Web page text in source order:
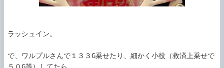
ラッシュイン。
で、ワルプルさんで１３３G乗せたり、細かく小役（救済上乗せで